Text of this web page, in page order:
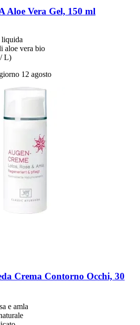
Aloe Vera Gel, 150 ml
liquida
aloe vera bio
L)
12 agosto
Crema Contorno Occhi, 30
e amla